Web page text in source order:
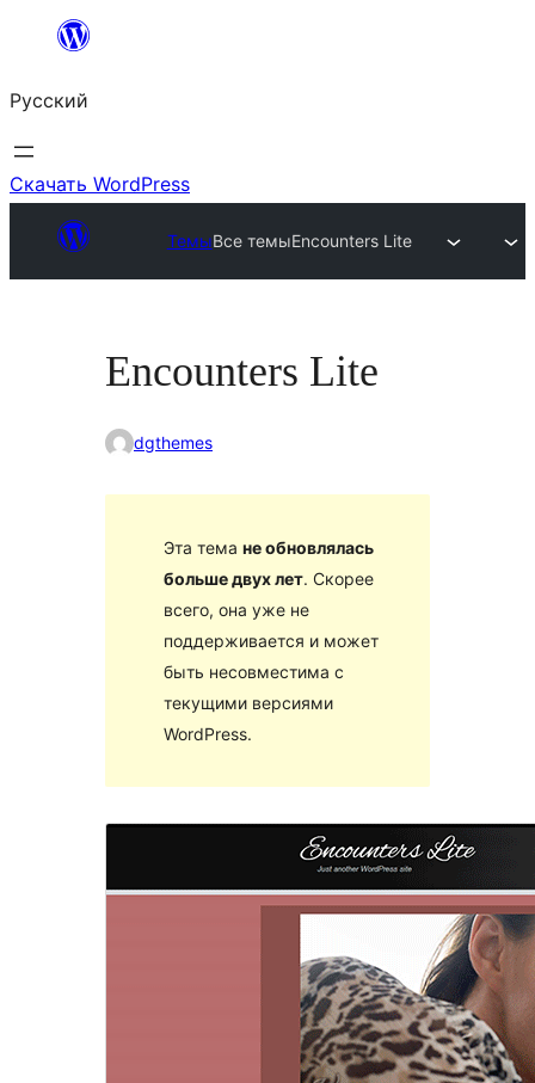
Перейти
содержимому
Русский
Скачать WordPress
ТемыВсе темыEncounters Lite
Encounters Lite
dgthemes
Эта тема не обновлялась
больше двух лет. Скорее
всего, она уже не
поддерживается и может
быть несовместима с
текущими версиями
WordPress.